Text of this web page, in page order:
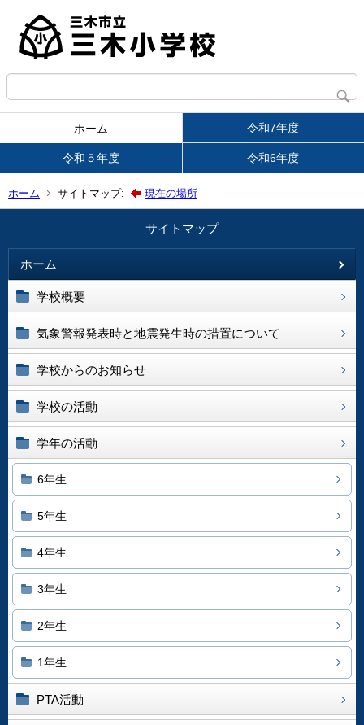
ホーム 令和7年度
令和５年度 令和6年度
ホーム サイトマップ: 現在の場所
サイトマップ
ホーム
学校概要
気象警報発表時と地震発生時の措置について
学校からのお知らせ
学校の活動
学年の活動
6年生
5年生
4年生
3年生
2年生
1年生
PTA活動